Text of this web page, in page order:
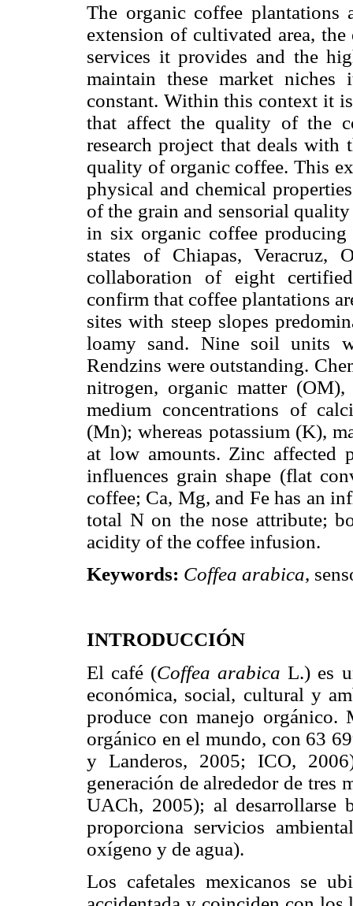
The organic coffee plantations
extension of cultivated area,
services it provides and the
maintain these market
constant. Within this context it
that affect the quality of the
research project that deals
quality of organic coffee. This
physical and chemical
of the grain and sensorial
in six organic coffee
states of Chiapas, Veracruz,
collaboration of eight
confirm that coffee plantations
sites with steep slopes
loamy sand. Nine soil units
Rendzins were outstanding.
nitrogen, organic matter
medium concentrations of
(Mn); whereas potassium (K),
at low amounts. Zinc affected
influences grain shape (flat
coffee; Ca, Mg, and Fe has an
total N on the nose attribute;
acidity of the coffee infusion.
Keywords: Coffea arabica,
INTRODUCCIÓN
El café (Coffea arabica L.) es
económica, social, cultural y
produce con manejo
orgánico en el mundo, con 63
y Landeros, 2005; ICO,
generación de alrededor de tres
UACh, 2005); al desarrollarse
proporciona servicios
oxígeno y de agua).
Los cafetales mexicanos se